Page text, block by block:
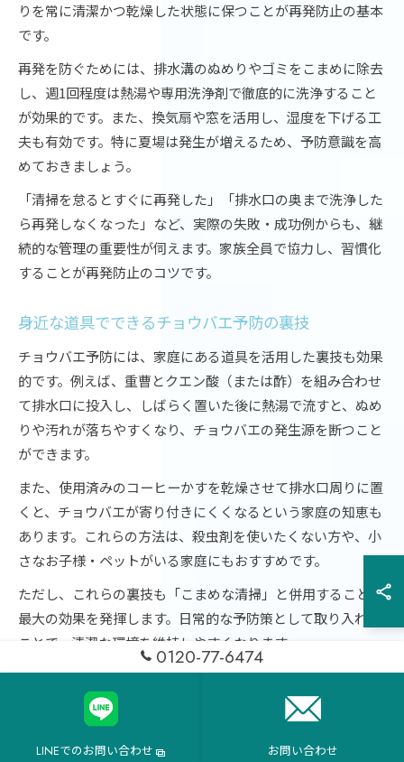
りを常に清潔かつ乾燥した状態に保つことが再発防止の基本
です。
再発を防ぐためには、排水溝のぬめりやゴミをこまめに除去
し、週1回程度は熱湯や専用洗浄剤で徹底的に洗浄すること
が効果的です。また、換気扇や窓を活用し、湿度を下げる工
夫も有効です。特に夏場は発生が増えるため、予防意識を高
めておきましょう。
「清掃を怠るとすぐに再発した」「排水口の奥まで洗浄した
ら再発しなくなった」など、実際の失敗・成功例からも、継
続的な管理の重要性が伺えます。家族全員で協力し、習慣化
することが再発防止のコツです。
身近な道具でできるチョウバエ予防の裏技
チョウバエ予防には、家庭にある道具を活用した裏技も効果
的です。例えば、重曹とクエン酸（または酢）を組み合わせ
て排水口に投入し、しばらく置いた後に熱湯で流すと、ぬめ
りや汚れが落ちやすくなり、チョウバエの発生源を断つこと
ができます。
また、使用済みのコーヒーかすを乾燥させて排水口周りに置
くと、チョウバエが寄り付きにくくなるという家庭の知恵も
あります。これらの方法は、殺虫剤を使いたくない方や、小
さなお子様・ペットがいる家庭にもおすすめです。
ただし、これらの裏技も「こまめな清掃」と併用することで
最大の効果を発揮します。日常的な予防策として取り入れる
ことで、清潔な環境を維持しやすくなります。
家庭でできる殺虫グッズ活用の
0120-77-6474
LINEでのお問い合わせ お問い合わせ